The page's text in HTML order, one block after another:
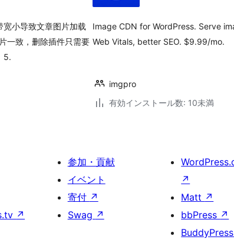
宽小导致文章图片加载
一致，删除插件只需要
5.
Image CDN for WordPress. Serve
Web Vitals, better SEO. $9.99/mo.
imgpro
有効インストール数: 10未満
↗
参加・貢献
イベント
寄付 ↗
Swag ↗
↗
Matt ↗
bbPress ↗
BuddyPress